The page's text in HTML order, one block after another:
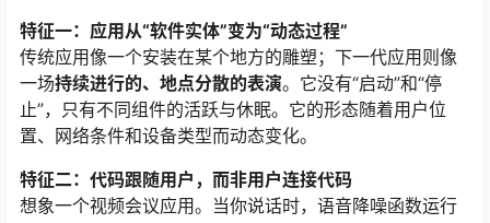
特征一：应用从“软件实体”变为“动态过程”
传统应用像一个安装在某个地方的雕塑；下一代应用则像
一场持续进行的、地点分散的表演。它没有“启动”和“停
止”，只有不同组件的活跃与休眠。它的形态随着用户位
置、网络条件和设备类型而动态变化。
特征二：代码跟随用户，而非用户连接代码
想象一个视频会议应用。当你说话时，语音降噪函数运行